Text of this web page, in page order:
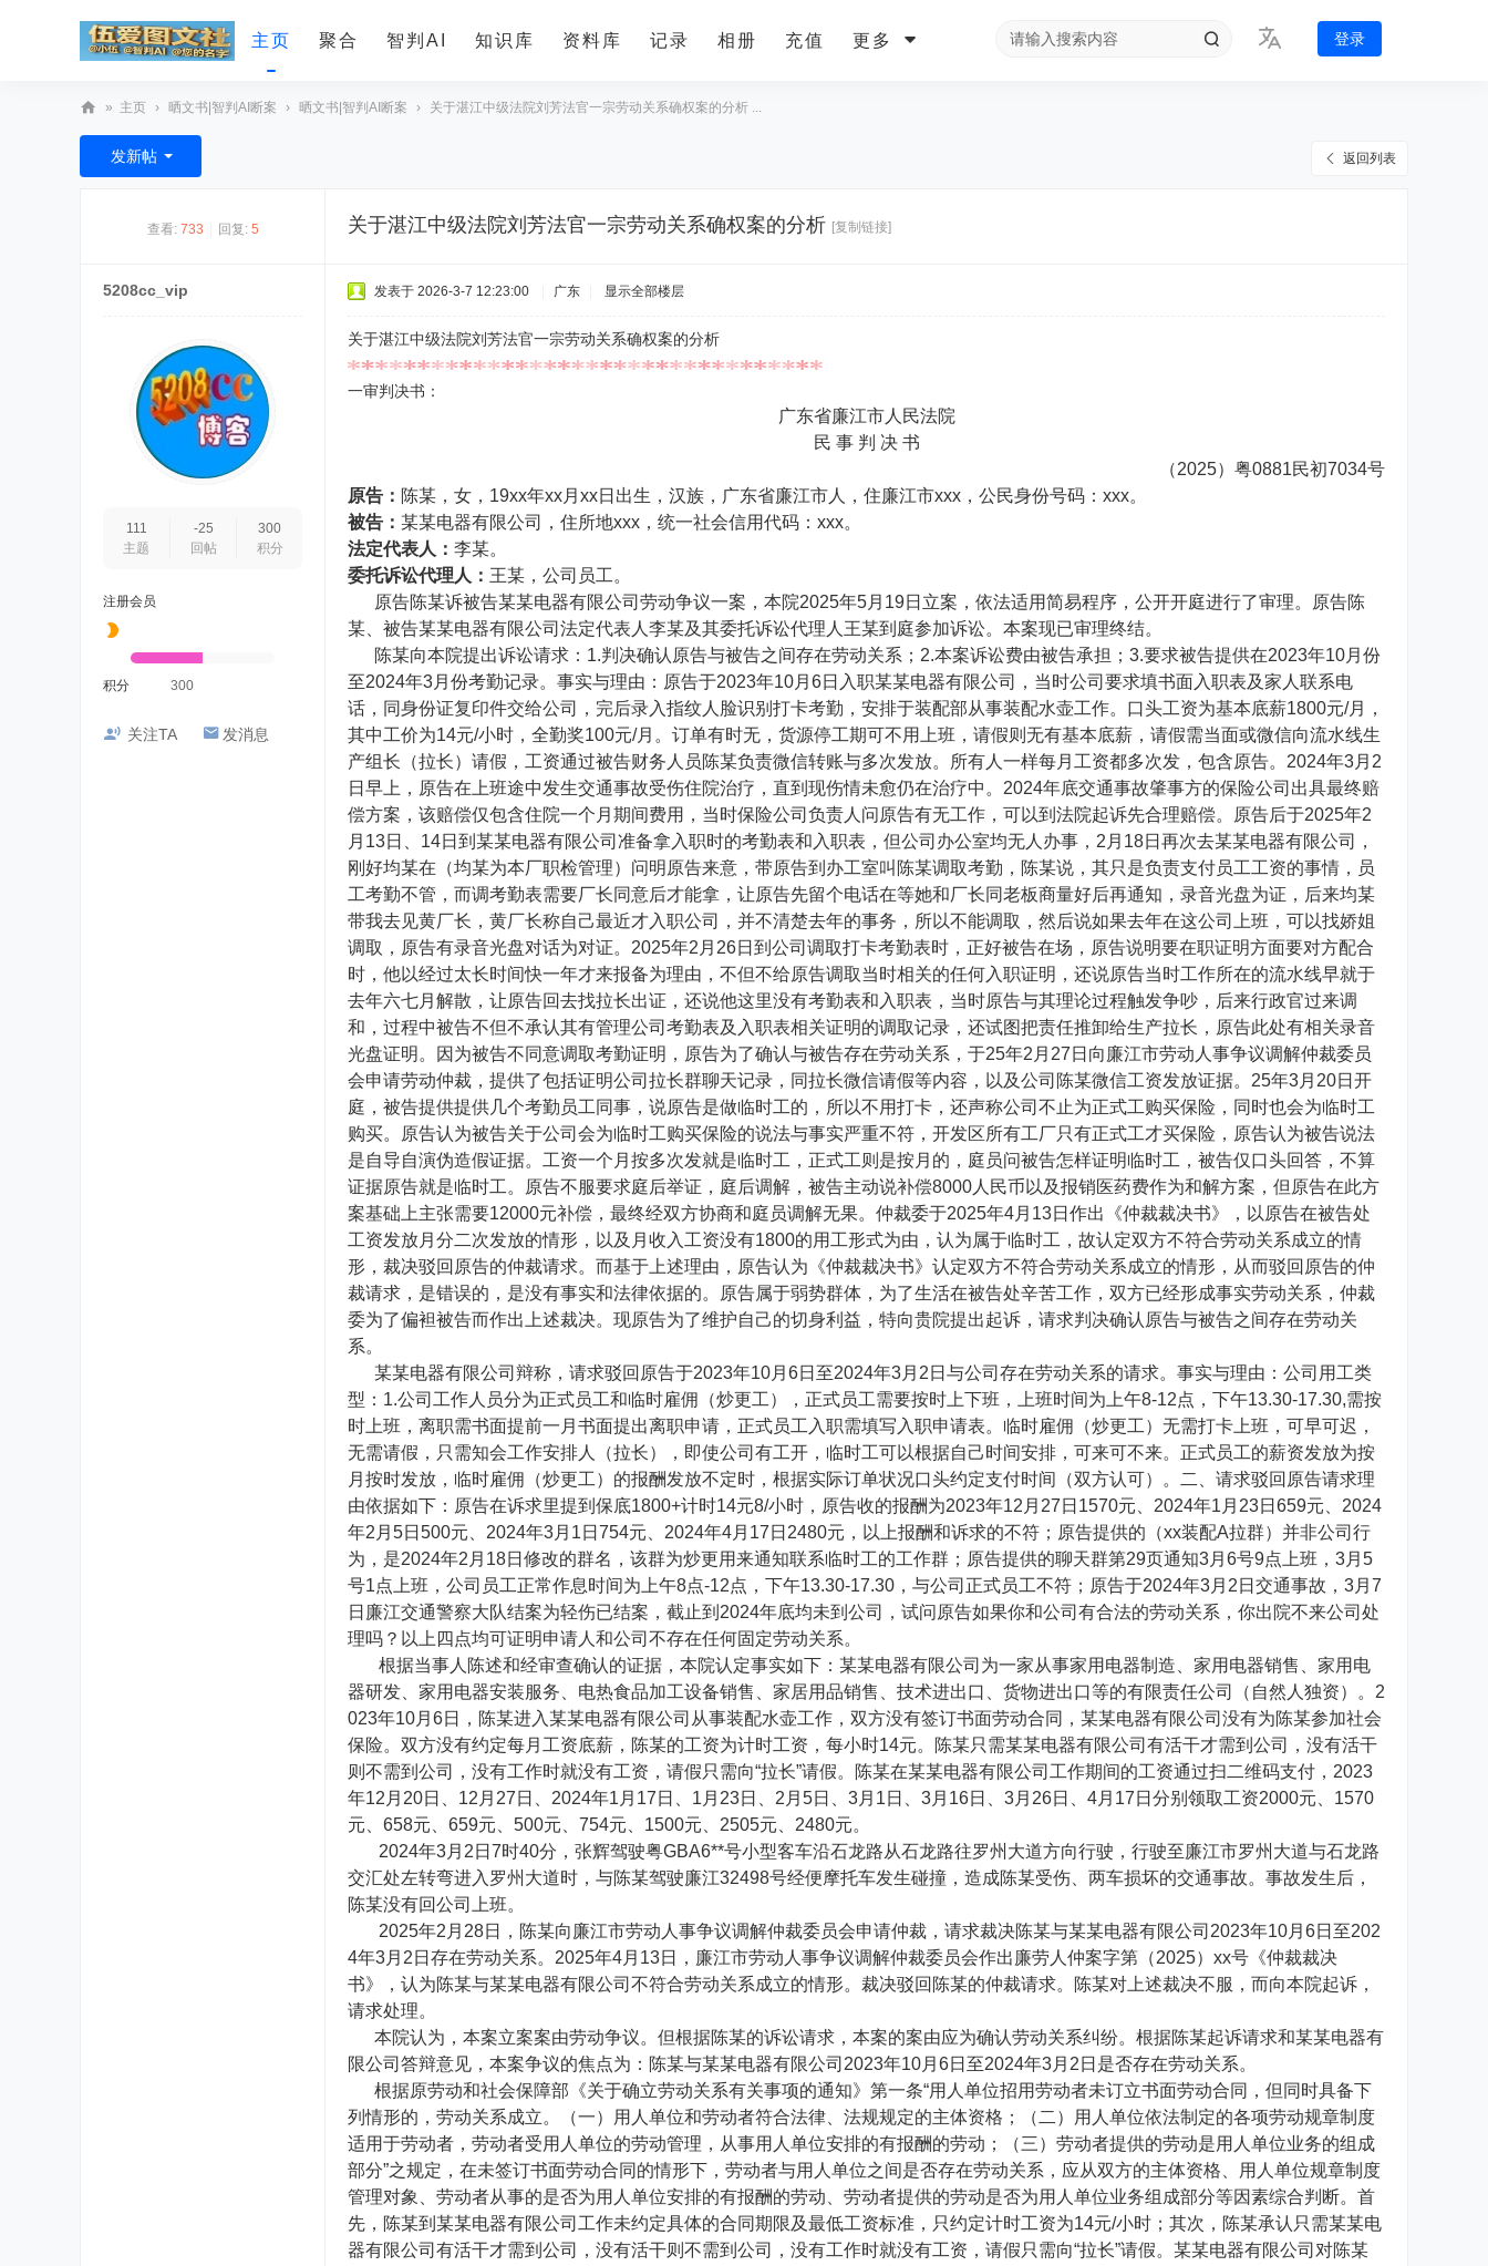
主页 聚合 智判AI 知识库 资料库 记录 相册 充值 更多 登录
智
判
» 主页 › 晒文书|智判AI断案 › 晒文书|智判AI断案 › 关于湛江中级法院刘芳法官一宗劳动关系确权案的分析 ...
返回列表
发新帖
查看: 733 回复: 5 关于湛江中级法院刘芳法官一宗劳动关系确权案的分析 [复制链接]
5208cc_vip
111
主题
-25
回帖
300
积分
注册会员
积分 300
关注TA 发消息
发表于 2026-3-7 12:23:00 广东 显示全部楼层
关于湛江中级法院刘芳法官一宗劳动关系确权案的分析
一审判决书：
广东省廉江市人民法院
民 事 判 决 书
（2025）粤0881民初7034号
原告： 陈某，女，19xx年xx月xx日出生，汉族，广东省廉江市人，住廉江市xxx，公民身份号码：xxx。
被告： 某某电器有限公司，住所地xxx，统一社会信用代码：xxx。
法定代表人： 李某。
委托诉讼代理人： 王某，公司员工。
原告陈某诉被告某某电器有限公司劳动争议一案，本院2025年5月19日立案，依法适用简易程序，公开开庭进行了审理。原告陈
某、被告某某电器有限公司法定代表人李某及其委托诉讼代理人王某到庭参加诉讼。本案现已审理终结。
陈某向本院提出诉讼请求：1.判决确认原告与被告之间存在劳动关系；2.本案诉讼费由被告承担；3.要求被告提供在2023年10月份
至2024年3月份考勤记录。事实与理由：原告于2023年10月6日入职某某电器有限公司，当时公司要求填书面入职表及家人联系电
话，同身份证复印件交给公司，完后录入指纹人脸识别打卡考勤，安排于装配部从事装配水壶工作。口头工资为基本底薪1800元/月，
其中工价为14元/小时，全勤奖100元/月。订单有时无，货源停工期可不用上班，请假则无有基本底薪，请假需当面或微信向流水线生
产组长（拉长）请假，工资通过被告财务人员陈某负责微信转账与多次发放。所有人一样每月工资都多次发，包含原告。2024年3月2
日早上，原告在上班途中发生交通事故受伤住院治疗，直到现伤情未愈仍在治疗中。2024年底交通事故肇事方的保险公司出具最终赔
偿方案，该赔偿仅包含住院一个月期间费用，当时保险公司负责人问原告有无工作，可以到法院起诉先合理赔偿。原告后于2025年2
月13日、14日到某某电器有限公司准备拿入职时的考勤表和入职表，但公司办公室均无人办事，2月18日再次去某某电器有限公司，
刚好均某在（均某为本厂职检管理）问明原告来意，带原告到办工室叫陈某调取考勤，陈某说，其只是负责支付员工工资的事情，员
工考勤不管，而调考勤表需要厂长同意后才能拿，让原告先留个电话在等她和厂长同老板商量好后再通知，录音光盘为证，后来均某
带我去见黄厂长，黄厂长称自己最近才入职公司，并不清楚去年的事务，所以不能调取，然后说如果去年在这公司上班，可以找娇姐
调取，原告有录音光盘对话为对证。2025年2月26日到公司调取打卡考勤表时，正好被告在场，原告说明要在职证明方面要对方配合
时，他以经过太长时间快一年才来报备为理由，不但不给原告调取当时相关的任何入职证明，还说原告当时工作所在的流水线早就于
去年六七月解散，让原告回去找拉长出证，还说他这里没有考勤表和入职表，当时原告与其理论过程触发争吵，后来行政官过来调
和，过程中被告不但不承认其有管理公司考勤表及入职表相关证明的调取记录，还试图把责任推卸给生产拉长，原告此处有相关录音
光盘证明。因为被告不同意调取考勤证明，原告为了确认与被告存在劳动关系，于25年2月27日向廉江市劳动人事争议调解仲裁委员
会申请劳动仲裁，提供了包括证明公司拉长群聊天记录，同拉长微信请假等内容，以及公司陈某微信工资发放证据。25年3月20日开
庭，被告提供提供几个考勤员工同事，说原告是做临时工的，所以不用打卡，还声称公司不止为正式工购买保险，同时也会为临时工
购买。原告认为被告关于公司会为临时工购买保险的说法与事实严重不符，开发区所有工厂只有正式工才买保险，原告认为被告说法
是自导自演伪造假证据。工资一个月按多次发就是临时工，正式工则是按月的，庭员问被告怎样证明临时工，被告仅口头回答，不算
证据原告就是临时工。原告不服要求庭后举证，庭后调解，被告主动说补偿8000人民币以及报销医药费作为和解方案，但原告在此方
案基础上主张需要12000元补偿，最终经双方协商和庭员调解无果。仲裁委于2025年4月13日作出《仲裁裁决书》，以原告在被告处
工资发放月分二次发放的情形，以及月收入工资没有1800的用工形式为由，认为属于临时工，故认定双方不符合劳动关系成立的情
形，裁决驳回原告的仲裁请求。而基于上述理由，原告认为《仲裁裁决书》认定双方不符合劳动关系成立的情形，从而驳回原告的仲
裁请求，是错误的，是没有事实和法律依据的。原告属于弱势群体，为了生活在被告处辛苦工作，双方已经形成事实劳动关系，仲裁
委为了偏袒被告而作出上述裁决。现原告为了维护自己的切身利益，特向贵院提出起诉，请求判决确认原告与被告之间存在劳动关
系。
某某电器有限公司辩称，请求驳回原告于2023年10月6日至2024年3月2日与公司存在劳动关系的请求。事实与理由：公司用工类
型：1.公司工作人员分为正式员工和临时雇佣（炒更工），正式员工需要按时上下班，上班时间为上午8-12点，下午13.30-17.30,需按
时上班，离职需书面提前一月书面提出离职申请，正式员工入职需填写入职申请表。临时雇佣（炒更工）无需打卡上班，可早可迟，
无需请假，只需知会工作安排人（拉长），即使公司有工开，临时工可以根据自己时间安排，可来可不来。正式员工的薪资发放为按
月按时发放，临时雇佣（炒更工）的报酬发放不定时，根据实际订单状况口头约定支付时间（双方认可）。二、请求驳回原告请求理
由依据如下：原告在诉求里提到保底1800+计时14元8/小时，原告收的报酬为2023年12月27日1570元、2024年1月23日659元、2024
年2月5日500元、2024年3月1日754元、2024年4月17日2480元，以上报酬和诉求的不符；原告提供的（xx装配A拉群）并非公司行
为，是2024年2月18日修改的群名，该群为炒更用来通知联系临时工的工作群；原告提供的聊天群第29页通知3月6号9点上班，3月5
号1点上班，公司员工正常作息时间为上午8点-12点，下午13.30-17.30，与公司正式员工不符；原告于2024年3月2日交通事故，3月7
日廉江交通警察大队结案为轻伤已结案，截止到2024年底均未到公司，试问原告如果你和公司有合法的劳动关系，你出院不来公司处
理吗？以上四点均可证明申请人和公司不存在任何固定劳动关系。
根据当事人陈述和经审查确认的证据，本院认定事实如下：某某电器有限公司为一家从事家用电器制造、家用电器销售、家用电
器研发、家用电器安装服务、电热食品加工设备销售、家居用品销售、技术进出口、货物进出口等的有限责任公司（自然人独资）。2
023年10月6日，陈某进入某某电器有限公司从事装配水壶工作，双方没有签订书面劳动合同，某某电器有限公司没有为陈某参加社会
保险。双方没有约定每月工资底薪，陈某的工资为计时工资，每小时14元。陈某只需某某电器有限公司有活干才需到公司，没有活干
则不需到公司，没有工作时就没有工资，请假只需向“拉长”请假。陈某在某某电器有限公司工作期间的工资通过扫二维码支付，2023
年12月20日、12月27日、2024年1月17日、1月23日、2月5日、3月1日、3月16日、3月26日、4月17日分别领取工资2000元、1570
元、658元、659元、500元、754元、1500元、2505元、2480元。
2024年3月2日7时40分，张辉驾驶粤GBA6**号小型客车沿石龙路从石龙路往罗州大道方向行驶，行驶至廉江市罗州大道与石龙路
交汇处左转弯进入罗州大道时，与陈某驾驶廉江32498号经便摩托车发生碰撞，造成陈某受伤、两车损坏的交通事故。事故发生后，
陈某没有回公司上班。
2025年2月28日，陈某向廉江市劳动人事争议调解仲裁委员会申请仲裁，请求裁决陈某与某某电器有限公司2023年10月6日至202
4年3月2日存在劳动关系。2025年4月13日，廉江市劳动人事争议调解仲裁委员会作出廉劳人仲案字第（2025）xx号《仲裁裁决
书》，认为陈某与某某电器有限公司不符合劳动关系成立的情形。裁决驳回陈某的仲裁请求。陈某对上述裁决不服，而向本院起诉，
请求处理。
本院认为，本案立案案由劳动争议。但根据陈某的诉讼请求，本案的案由应为确认劳动关系纠纷。根据陈某起诉请求和某某电器有
限公司答辩意见，本案争议的焦点为：陈某与某某电器有限公司2023年10月6日至2024年3月2日是否存在劳动关系。
根据原劳动和社会保障部《关于确立劳动关系有关事项的通知》第一条“用人单位招用劳动者未订立书面劳动合同，但同时具备下
列情形的，劳动关系成立。（一）用人单位和劳动者符合法律、法规规定的主体资格；（二）用人单位依法制定的各项劳动规章制度
适用于劳动者，劳动者受用人单位的劳动管理，从事用人单位安排的有报酬的劳动；（三）劳动者提供的劳动是用人单位业务的组成
部分”之规定，在未签订书面劳动合同的情形下，劳动者与用人单位之间是否存在劳动关系，应从双方的主体资格、用人单位规章制度
管理对象、劳动者从事的是否为用人单位安排的有报酬的劳动、劳动者提供的劳动是否为用人单位业务组成部分等因素综合判断。首
先，陈某到某某电器有限公司工作未约定具体的合同期限及最低工资标准，只约定计时工资为14元/小时；其次，陈某承认只需某某电
器有限公司有活干才需到公司，没有活干则不需到公司，没有工作时就没有工资，请假只需向“拉长”请假。某某电器有限公司对陈某